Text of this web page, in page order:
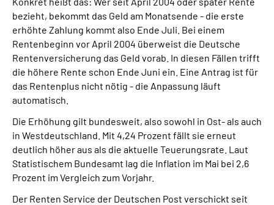
bezieht, bekommt das Geld am Monatsende - die erste
erhöhte Zahlung kommt also Ende Juli. Bei einem
Rentenbeginn vor April 2004 überweist die Deutsche
Rentenversicherung das Geld vorab. In diesen Fällen trifft
die höhere Rente schon Ende Juni ein. Eine Antrag ist für
das Rentenplus nicht nötig - die Anpassung läuft
automatisch.
Die Erhöhung gilt bundesweit, also sowohl in Ost- als auch
in Westdeutschland. Mit 4,24 Prozent fällt sie erneut
deutlich höher aus als die aktuelle Teuerungsrate. Laut
Statistischem Bundesamt lag die Inflation im Mai bei 2,6
Prozent im Vergleich zum Vorjahr.
Der Renten Service der Deutschen Post verschickt seit